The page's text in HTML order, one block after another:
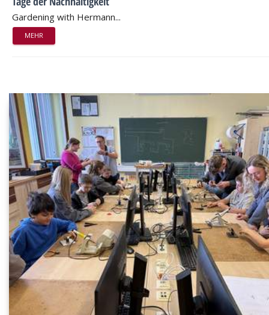
Gardening with Hermann...
MEHR